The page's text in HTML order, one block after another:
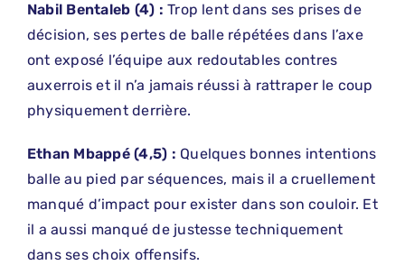
Nabil Bentaleb (4) : Trop lent dans ses prises de
décision, ses pertes de balle répétées dans l’axe
ont exposé l’équipe aux redoutables contres
auxerrois et il n’a jamais réussi à rattraper le coup
physiquement derrière.
Ethan Mbappé (4,5) : Quelques bonnes intentions
balle au pied par séquences, mais il a cruellement
manqué d’impact pour exister dans son couloir. Et
il a aussi manqué de justesse techniquement
dans ses choix offensifs.